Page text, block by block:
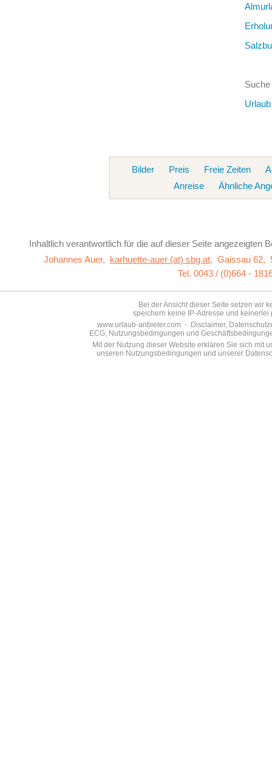
Bilder Preis Freie Zeiten
Anreise
Ähnliche
Inhaltlich verantwortlich für die auf dieser Seite angezeigten
Johannes Auer, karhuette-auer (at) sbg.at, Gaissau 62,
Tel. 0043 / (0)664 -
Bei der Ansicht dieser Seite setzen wir
speichern keine IP-Adresse und keinerlei
www.urlaub-anbieter.com - Disclaimer,
ECG, Nutzungsbedingungen und
Mit der Nutzung dieser Website erklären Sie sich mit
unseren Nutzungsbedingungen und unserer